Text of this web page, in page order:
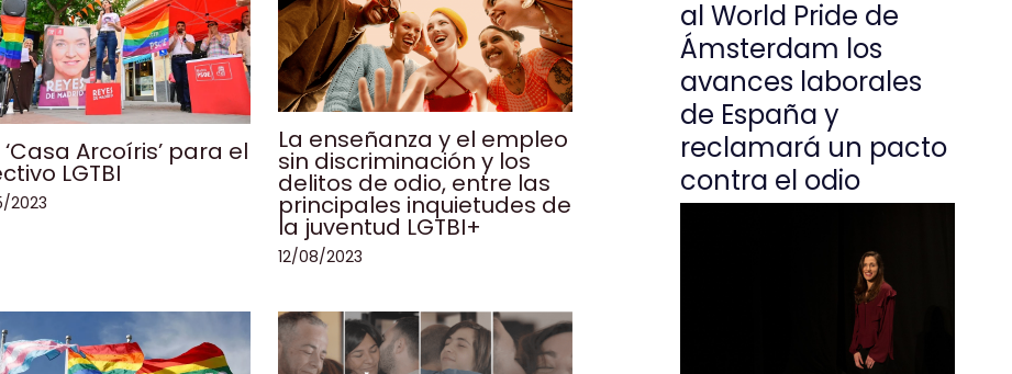
Arcoíris’ para el
LGTBI
2023
La enseñanza y el empleo
sin discriminación y los
delitos de odio, entre las
principales inquietudes de
la juventud LGTBI+
12/08/2023
al World Pride de
Ámsterdam los
avances laborales
de España y
reclamará un pacto
contra el odio